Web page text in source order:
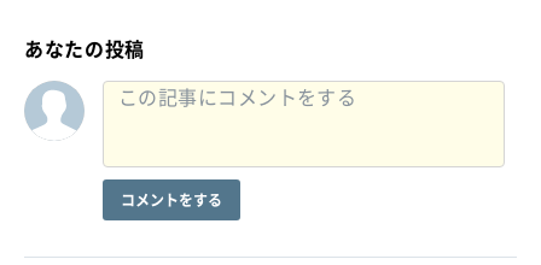
あなたの投稿
コメントをする